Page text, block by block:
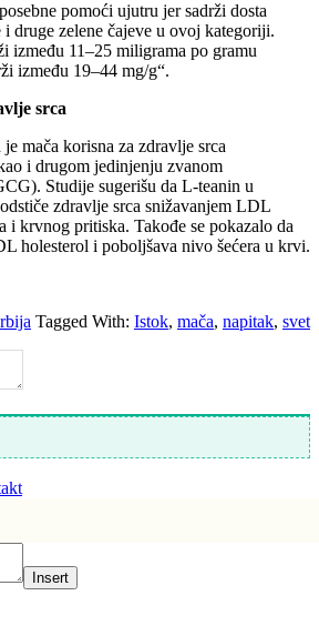
pomoći ujutru jer sadrži dosta
druge zelene čajeve u ovoj kategoriji.
između 11–25 miligrama po gramu
između 19–44 mg/g“.
srca
mača korisna za zdravlje srca
i drugom jedinjenju zvanom
Studije sugerišu da L-teanin u
zdravlje srca snižavanjem LDL
i krvnog pritiska. Takođe se pokazalo da
holesterol i poboljšava nivo šećera u krvi.
Tagged With: Istok, mača, napitak, svet
Insert